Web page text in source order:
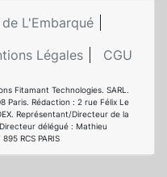
L'Embarqué
Légales CGU
Fitamant Technologies. SARL.
Paris. Rédaction : 2 rue Félix Le
Représentant/Directeur de la
délégué : Mathieu
RCS PARIS